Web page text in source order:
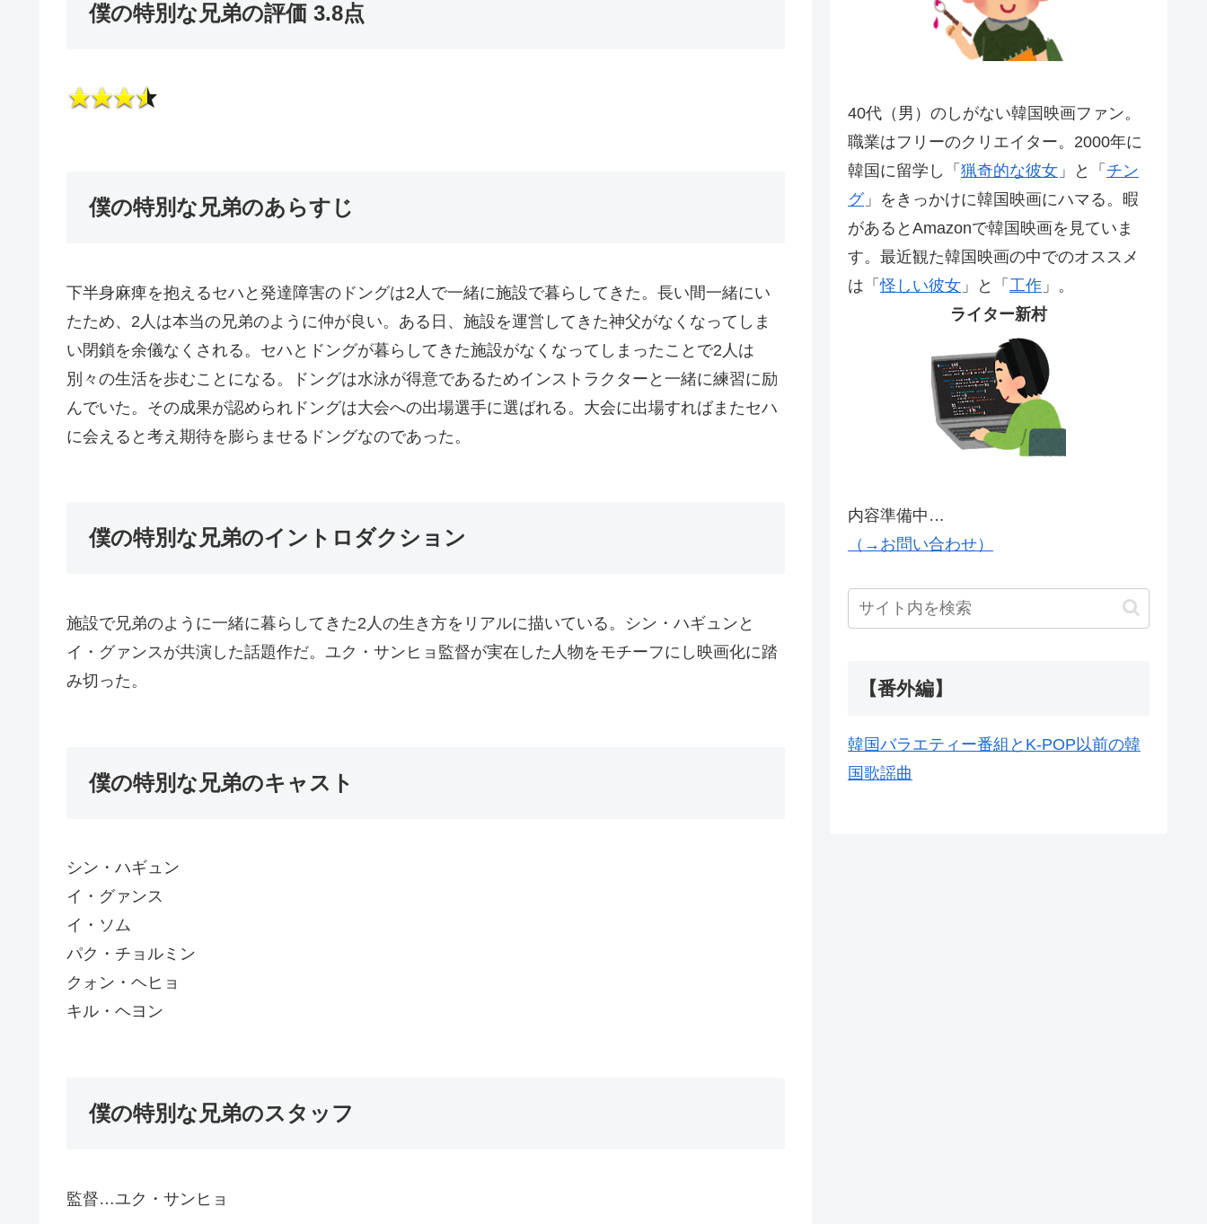
僕の特別な兄弟の評価 3.8点
僕の特別な兄弟のあらすじ
下半身麻痺を抱えるセハと発達障害のドングは2人で一緒に施設で暮らしてきた。長い間一緒にい
たため、2人は本当の兄弟のように仲が良い。ある日、施設を運営してきた神父がなくなってしま
い閉鎖を余儀なくされる。セハとドングが暮らしてきた施設がなくなってしまったことで2人は
別々の生活を歩むことになる。ドングは水泳が得意であるためインストラクターと一緒に練習に励
んでいた。その成果が認められドングは大会への出場選手に選ばれる。大会に出場すればまたセハ
に会えると考え期待を膨らませるドングなのであった。
僕の特別な兄弟のイントロダクション
施設で兄弟のように一緒に暮らしてきた2人の生き方をリアルに描いている。シン・ハギュンと
イ・グァンスが共演した話題作だ。ユク・サンヒョ監督が実在した人物をモチーフにし映画化に踏
み切った。
僕の特別な兄弟のキャスト
シン・ハギュン
イ・グァンス
イ・ソム
パク・チョルミン
クォン・ヘヒョ
キル・ヘヨン
僕の特別な兄弟のスタッフ
監督…ユク・サンヒョ
40代（男）のしがない韓国映画ファン。
職業はフリーのクリエイター。2000年に
韓国に留学し「 猟奇的な彼女 」と「 チン
グ」をきっかけに韓国映画にハマる。暇
があるとAmazonで韓国映画を見ていま
す。最近観た韓国映画の中でのオススメ
は「怪しい彼女 」と「 工作 」。
ライター新村
内容準備中…
（→お問い合わせ）
【番外編】
韓国バラエティー番組とK-POP以前の韓
国歌謡曲